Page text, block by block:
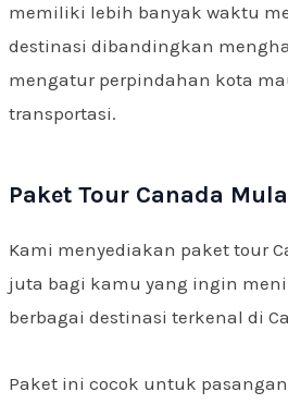
memiliki lebih banyak waktu
destinasi dibandingkan
mengatur perpindahan kota
transportasi.
Paket Tour Canada
Kami menyediakan paket tour
juta bagi kamu yang ingin
berbagai destinasi terkenal di
Paket ini cocok untuk